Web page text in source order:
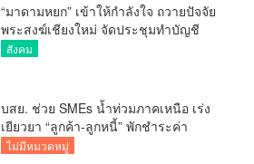
“มาดามหยก” เข้าให้กำลังใจ ถวายปัจจัย
พระสงฆ์เชียงใหม่ จัดประชุมทำบัญชี
รายรับรายจ่ายของวัด กว่า 300 รูป ที่วัด
สังคม
บสย. ช่วย SMEs น้ำท่วมภาคเหนือ เร่ง
เยียวยา “ลูกค้า-ลูกหนี้” พักชำระค่า
ธรรมเนียม-ค่างวด
ไม่มีหมวดหมู่